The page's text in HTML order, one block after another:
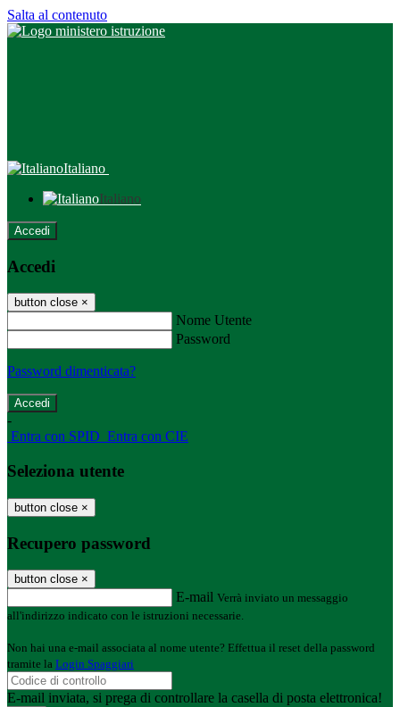
Salta al contenuto
Italiano
Italiano
Accedi
Accedi
button close ×
Nome Utente
Password
Password dimenticata?
-
Entra con SPID Entra con CIE
Seleziona utente
button close ×
Recupero password
button close ×
E-mail Verrà inviato un messaggio
all'indirizzo indicato con le istruzioni necessarie.
Non hai una e-mail associata al nome utente? Effettua il reset della password
tramite la Login Spaggiari
E-mail inviata, si prega di controllare la casella di posta elettronica!